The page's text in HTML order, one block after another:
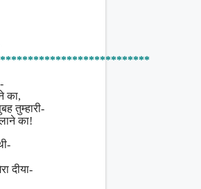
का,
तुम्हारी-
का!
दीया-